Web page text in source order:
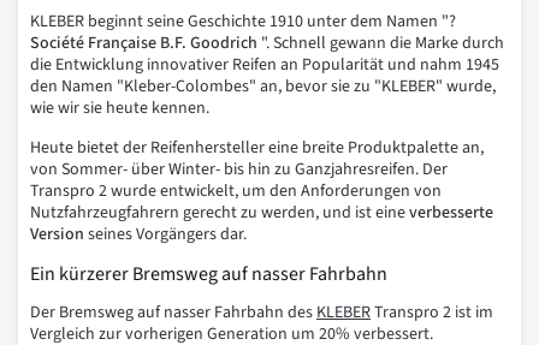
KLEBER beginnt seine Geschichte 1910 unter dem Namen "?
Société Française B.F. Goodrich ". Schnell gewann die Marke durch
die Entwicklung innovativer Reifen an Popularität und nahm 1945
den Namen "Kleber-Colombes" an, bevor sie zu "KLEBER" wurde,
wie wir sie heute kennen.
Heute bietet der Reifenhersteller eine breite Produktpalette an,
von Sommer- über Winter- bis hin zu Ganzjahresreifen. Der
Transpro 2 wurde entwickelt, um den Anforderungen von
Nutzfahrzeugfahrern gerecht zu werden, und ist eineverbesserte
Version seines Vorgängers dar.
Ein kürzerer Bremsweg auf nasser Fahrbahn
Der Bremsweg auf nasser Fahrbahn desKLEBERTranspro 2 ist im
Vergleich zur vorherigen Generation um 20% verbessert.